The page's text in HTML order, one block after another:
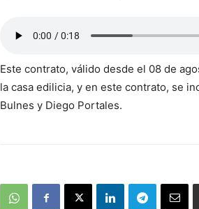
Este contrato, válido desde el 08 de
la casa edilicia, y en este contrato, se
Bulnes y Diego Portales.